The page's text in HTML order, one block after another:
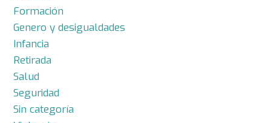
Formación
Genero y desigualdades
Infancia
Retirada
Salud
Seguridad
Sin categoría